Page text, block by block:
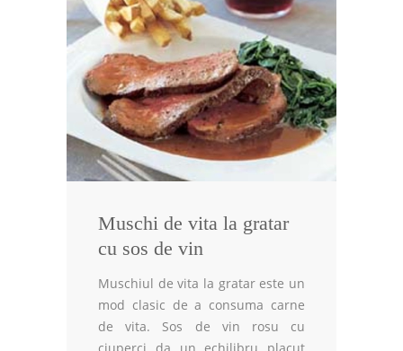
Muschi de vita la gratar
cu sos de vin
Muschiul de vita la gratar este un
mod clasic de a consuma carne
de vita. Sos de vin rosu cu